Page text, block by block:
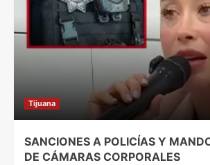
Tijuana
SANCIONES A POLICÍAS Y
DE CÁMARAS CORPORALES